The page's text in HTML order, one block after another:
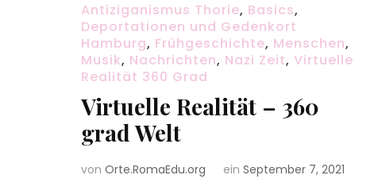
Antiziganismus Thorie, Basics,
Deportationen und Gedenkort
Hamburg, Frühgeschichte, Menschen,
Musik, Nachrichten, Nazi Zeit, Virtuelle
Realität 360 Grad
Virtuelle Realität – 360
grad Welt
von Orte.RomaEdu.org ein September 7, 2021